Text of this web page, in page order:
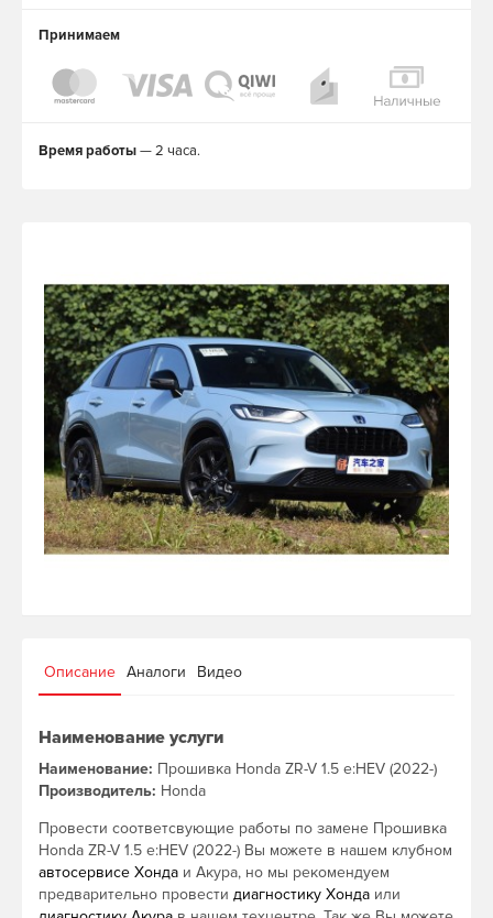
Принимаем
Время работы— 2 часа.
Описание Аналоги Видео
Наименование услуги
Наименование: Прошивка Honda ZR-V 1.5 e:HEV (2022-)
Производитель: Honda
Провести соответсвующие работы по замене Прошивка
Honda ZR-V 1.5 e:HEV (2022-) Вы можете в нашем клубном
автосервисе Хонда и Акура, но мы рекомендуем
предварительно провести диагностику Хонда или